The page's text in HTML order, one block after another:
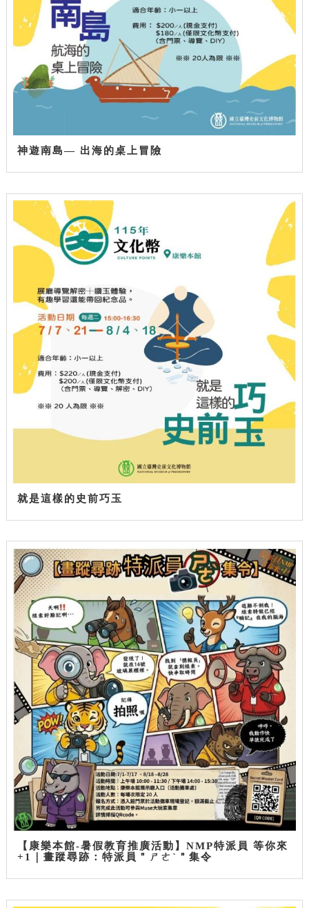
神遊南島— 出海的桌上冒險
就是這樣的史前巧玉
【康樂本館-暑假教育推廣活動】NMP特派員 等你來
+1｜畫蹤尋跡：特派員＂ㄕㄜˋ＂集令